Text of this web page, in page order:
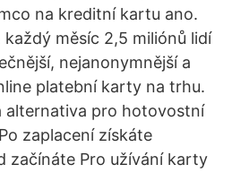
na kreditní kartu ano.
měsíc 2,5 miliónů lidí
nejanonymnější a
platební karty na trhu.
alternativa pro hotovostní
zaplacení získáte
začínáte Pro užívání karty